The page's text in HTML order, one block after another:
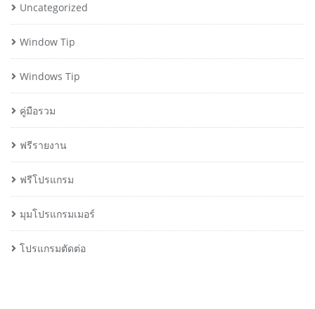
Uncategorized
Window Tip
Windows Tip
คู่มือรวม
ฟรีรายงาน
ฟรีโปรแกรม
มุมโปรแกรมเมอร์
โปรแกรมตัดต่อ